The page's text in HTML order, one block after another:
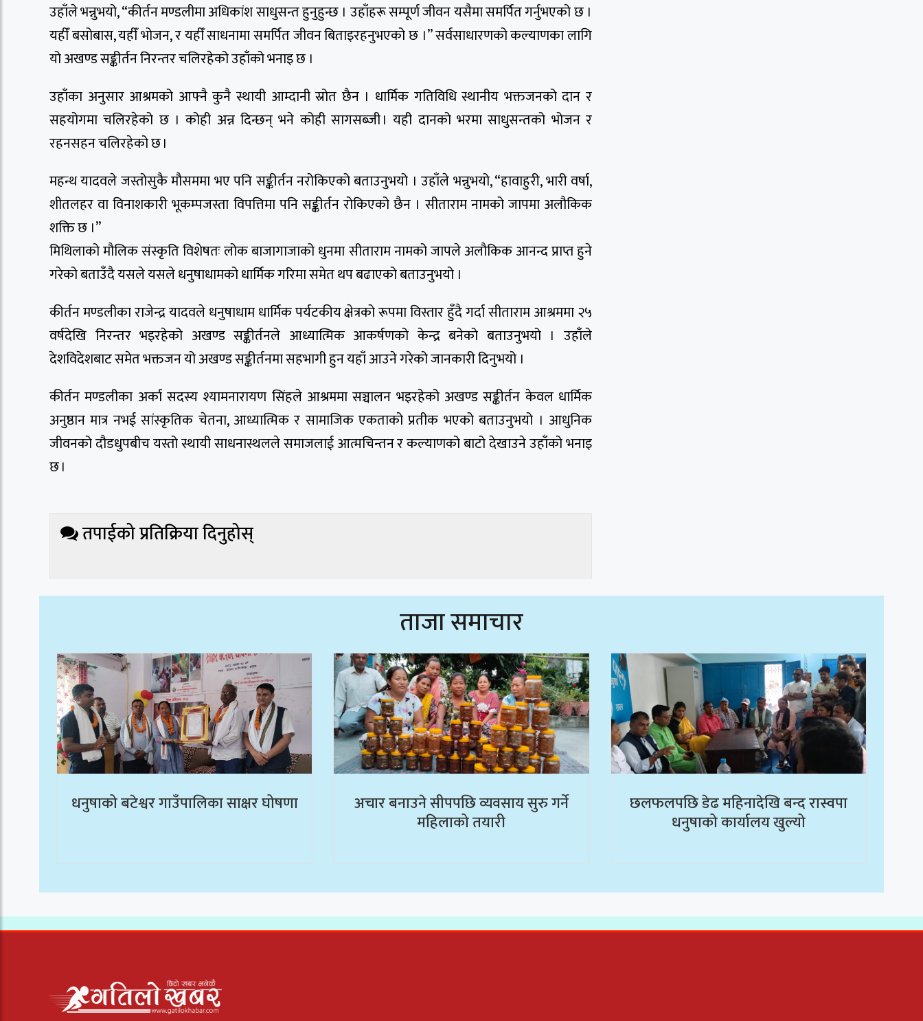
उहाँले भन्नुभयो, “कीर्तन मण्डलीमा अधिकांश साधुसन्त हुनुहुन्छ । उहाँहरू सम्पूर्ण जीवन यसैमा समर्पित गर्नुभएको छ ।
यहीँ बसोबास, यहीँ भोजन, र यहीँ साधनामा समर्पित जीवन बिताइरहनुभएको छ ।” सर्वसाधारणको कल्याणका लागि
यो अखण्ड सङ्कीर्तन निरन्तर चलिरहेको उहाँको भनाइ छ ।
उहाँका अनुसार आश्रमको आफ्नै कुनै स्थायी आम्दानी स्रोत छैन । धार्मिक गतिविधि स्थानीय भक्तजनको दान र
सहयोगमा चलिरहेको छ । कोही अन्न दिन्छन् भने कोही सागसब्जी । यही दानको भरमा साधुसन्तको भोजन र
रहनसहन चलिरहेको छ ।
महन्थ यादवले जस्तोसुकै मौसममा भए पनि सङ्कीर्तन नरोकिएको बताउनुभयो । उहाँले भन्नुभयो, “हावाहुरी, भारी वर्षा,
शीतलहर वा विनाशकारी भूकम्पजस्ता विपत्तिमा पनि सङ्कीर्तन रोकिएको छैन । सीताराम नामको जापमा अलौकिक
शक्ति छ ।”
मिथिलाको मौलिक संस्कृति विशेषतः लोक बाजागाजाको धुनमा सीताराम नामको जापले अलौकिक आनन्द प्राप्त हुने
गरेको बताउँदै यसले यसले धनुषाधामको धार्मिक गरिमा समेत थप बढाएको बताउनुभयो ।
कीर्तन मण्डलीका राजेन्द्र यादवले धनुषाधाम धार्मिक पर्यटकीय क्षेत्रको रूपमा विस्तार हुँदै गर्दा सीताराम आश्रममा २५
वर्षदेखि निरन्तर भइरहेको अखण्ड सङ्कीर्तनले आध्यात्मिक आकर्षणको केन्द्र बनेको बताउनुभयो । उहाँले
देशविदेशबाट समेत भक्तजन यो अखण्ड सङ्कीर्तनमा सहभागी हुन यहाँ आउने गरेको जानकारी दिनुभयो ।
कीर्तन मण्डलीका अर्का सदस्य श्यामनारायण सिंहले आश्रममा सञ्चालन भइरहेको अखण्ड सङ्कीर्तन केवल धार्मिक
अनुष्ठान मात्र नभई सांस्कृतिक चेतना, आध्यात्मिक र सामाजिक एकताको प्रतीक भएको बताउनुभयो । आधुनिक
जीवनको दौडधुपबीच यस्तो स्थायी साधनास्थलले समाजलाई आत्मचिन्तन र कल्याणको बाटो देखाउने उहाँको भनाइ
छ ।
तपाईको प्रतिक्रिया दिनुहोस्
ताजा समाचार
धनुषाको बटेश्वर गाउँपालिका साक्षर घोषणा अचार बनाउने सीपपछि व्यवसाय सुरु गर्ने
महिलाको तयारी
छलफलपछि डेढ महिनादेखि बन्द रास्वपा
धनुषाको कार्यालय खुल्यो